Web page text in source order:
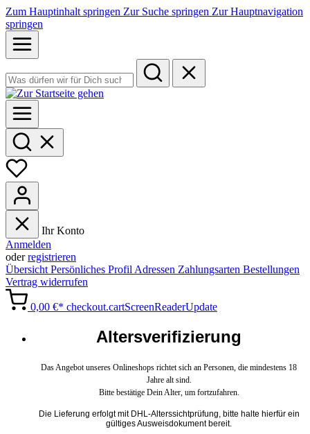
Zum Hauptinhalt springen Zur Suche springen Zur Hauptnavigation
springen
Ihr Konto
Anmelden
oderregistrieren
Übersicht Persönliches Profil Adressen Zahlungsarten Bestellungen
Vertrag widerrufen
0,00 €* checkout.cartScreenReaderUpdate
Altersverifizierung
Das Angebot unseres Onlineshops richtet sich an Personen, die mindestens 18
Jahre alt sind.
Bitte bestätige Dein Alter, um fortzufahren.
Die Lieferung erfolgt mit DHL-Alterssichtprüfung, bitte halte hierfür ein
gültiges Ausweisdokument bereit.